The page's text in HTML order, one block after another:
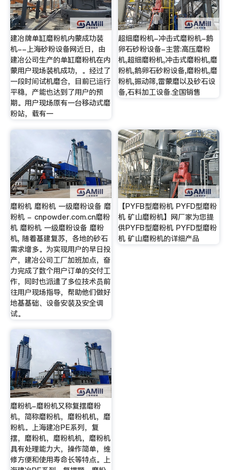
建冶牌单缸磨粉机内蒙成功装
机--上海砂粉设备网近日，由
建冶公司生产的单缸磨粉机在内
蒙用户现场装机成功，。经过了
一段时间试机磨合，目前已运行
平稳，产能也达到了用户的预
期。用户现场原有一台移动式磨
粉站，载有一
超细磨粉机-冲击式磨粉机-鹅
卵石砂粉设备-主营:高压磨粉
机,超细磨粉机,冲击式磨粉机,磨
粉机,鹅卵石砂粉设备,磨粉机,磨
粉机,振动筛,雷蒙磨以及砂石设
备,石料加工设备.全国销售
磨粉机 磨粉机 一级磨粉设备 磨
粉机 - cnpowder.com.cn磨粉
机 磨粉机 一级磨粉设备 磨粉
机, 随着基建复苏，各地的砂石
需求增多。为实现用户的早日投
产，建冶公司工厂加班加点，奋
力完成了数个用户订单的交付工
作，同时也派遣了多位技术员前
往用户现场指导，帮助他们做好
地基基础、设备安装及安全调
试。
【PYFB型磨粉机 PYFD型磨粉
机 矿山磨粉机】网厂家为您提
供PYFB型磨粉机 PYFD型磨粉
机 矿山磨粉机的详细产品
磨粉机-磨粉机又称复摆磨粉
机，简称磨粉机，磨粉机机，磨
粉机。上海建冶PE系列，复
摆，磨粉机，磨粉机机，磨粉机
具有处理能力大，操作简单，维
修方便和使用寿命长等特点。上